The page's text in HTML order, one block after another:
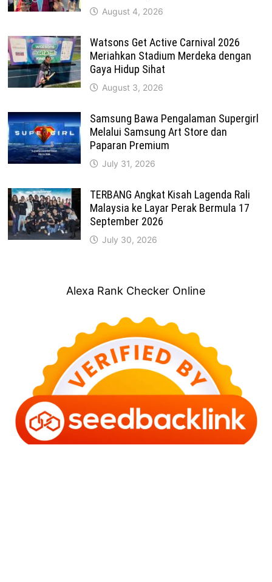
August 4, 2026
Watsons Get Active Carnival 2026
Meriahkan Stadium Merdeka dengan
Gaya Hidup Sihat
August 3, 2026
Samsung Bawa Pengalaman Supergirl
Melalui Samsung Art Store dan
Paparan Premium
July 31, 2026
TERBANG Angkat Kisah Lagenda Rali
Malaysia ke Layar Perak Bermula 17
September 2026
July 30, 2026
Alexa Rank Checker Online